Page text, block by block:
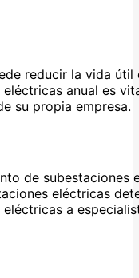
reducir la vida
anual es
su propia empresa.
de
eléctricas
a